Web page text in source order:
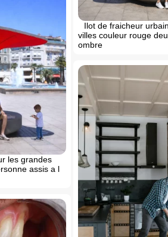
Ilot de fraicheur
villes couleur rouge
ombre
les grandes
assis a l